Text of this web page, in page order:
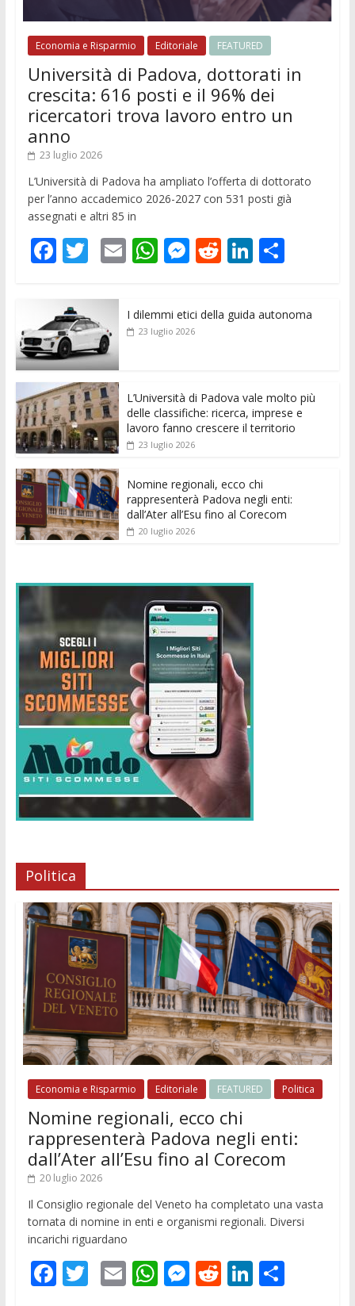
Economia e Risparmio Editoriale FEATURED
Università di Padova, dottorati in
crescita: 616 posti e il 96% dei
ricercatori trova lavoro entro un
anno
23 luglio 2026
L’Università di Padova ha ampliato l’offerta di dottorato
per l’anno accademico 2026-2027 con 531 posti già
assegnati e altri 85 in
F
e
b
o
o
k
T
itt
er
E
ai
l
W
s
p
M
ss
e
er
R
di
Li
e
C
di
I dilemmi etici della guida autonoma
23 luglio 2026
L’Università di Padova vale molto più
delle classifiche: ricerca, imprese e
lavoro fanno crescere il territorio
23 luglio 2026
Nomine regionali, ecco chi
rappresenterà Padova negli enti:
dall’Ater all’Esu fino al Corecom
20 luglio 2026
Politica
Economia e Risparmio Editoriale FEATURED Politica
Nomine regionali, ecco chi
rappresenterà Padova negli enti:
dall’Ater all’Esu fino al Corecom
20 luglio 2026
Il Consiglio regionale del Veneto ha completato una vasta
tornata di nomine in enti e organismi regionali. Diversi
incarichi riguardano
F T E W M R Li C